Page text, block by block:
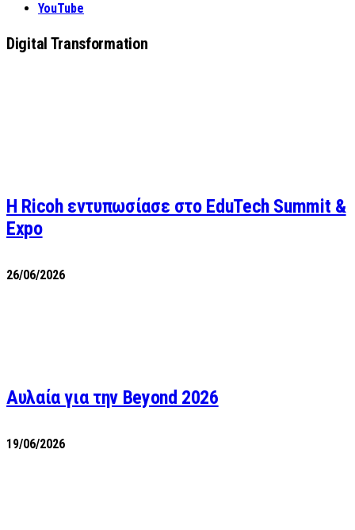
YouTube
Digital Transformation
Η Ricoh εντυπωσίασε στο EduTech Summit &
Expo
26/06/2026
Αυλαία για την Beyond 2026
19/06/2026